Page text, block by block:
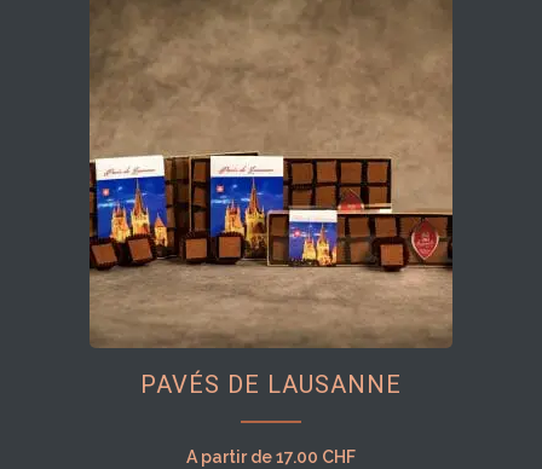
peuvent
être
choisies
sur
la
page
du
produit
produitPAVÉS DE LAUSANNE
A partir de17.00 CHF